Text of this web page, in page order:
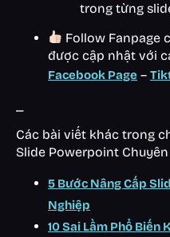
trong từng
Follow Fanpage
được cập nhật với
Facebook Page –
Các bài viết khác trong
Slide Powerpoint
5 Bước Nâng Cấp
Nghiệp
10 Sai Lầm Phổ Biến